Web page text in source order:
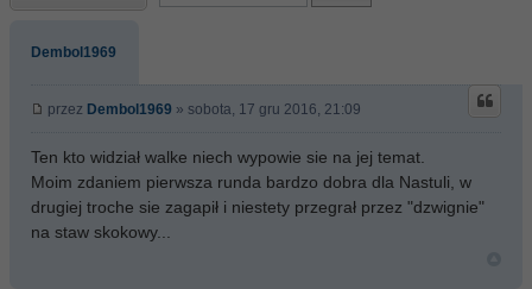
Dembol1969
przez Dembol1969 » sobota, 17 gru 2016, 21:09
Ten kto widział walke niech wypowie sie na jej temat.
Moim zdaniem pierwsza runda bardzo dobra dla Nastuli, w
drugiej troche sie zagapił i niestety przegrał przez "dzwignie"
na staw skokowy...